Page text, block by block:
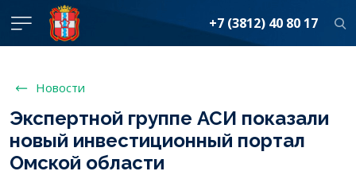
+7 (3812) 40 80 17
Новости
Экспертной группе АСИ показали
новый инвестиционный портал
Омской области